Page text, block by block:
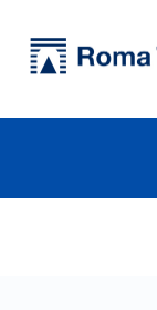
Prof.ssa ELISA DE ROBERTO insegnamenti - Università Roma Tre